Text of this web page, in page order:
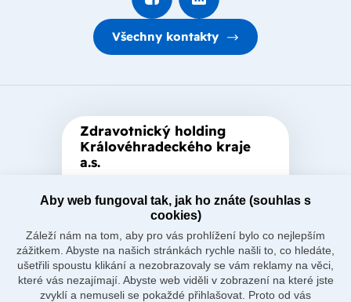
Všechny kontakty
Zdravotnický holding
Královéhradeckého kraje
a.s.
založená Královéhradeckým
krajem, který je jediným
akcionářem společnosti.
Aby web fungoval tak, jak ho znáte (souhlas s
cookies)
Záleží nám na tom, aby pro vás prohlížení bylo co nejlepším
zážitkem. Abyste na našich stránkách rychle našli to, co hledáte,
ušetřili spoustu klikání a nezobrazovaly se vám reklamy na věci,
které vás nezajímají. Abyste web viděli v zobrazení na které jste
zvyklí a nemuseli se pokaždé přihlašovat. Proto od vás